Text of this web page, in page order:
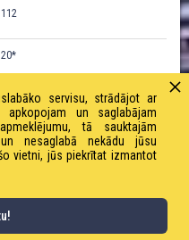
servisu, strādājot ar
un saglabājam
tā sauktajām
nesaglabā nekādu jūsu
vietni, jūs piekrītat izmantot